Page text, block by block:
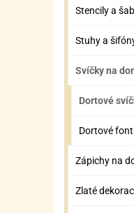
ZÁBAVNÉ
ZÁBAVNÍ
Stencily a
Stuhy a
Svíčky na
Dortové
Dortové
Zápichy na
Zlaté